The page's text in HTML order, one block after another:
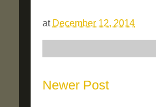
at December 12, 2014
Newer Post